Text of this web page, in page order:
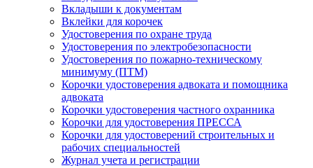
Вкладыши к документам
Вклейки для корочек
Удостоверения по охране труда
Удостоверения по электробезопасности
Удостоверения по пожарно-техническому
минимуму (ПТМ)
Корочки удостоверения адвоката и помощника
адвоката
Корочки удостоверения частного охранника
Корочки для удостоверения ПРЕССА
Корочки для удостоверений строительных и
рабочих специальностей
Журнал учета и регистрации